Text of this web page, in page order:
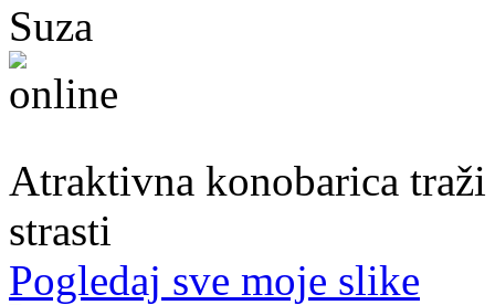
Suza
Atraktivna konobarica
strasti
Pogledaj sve moje slike